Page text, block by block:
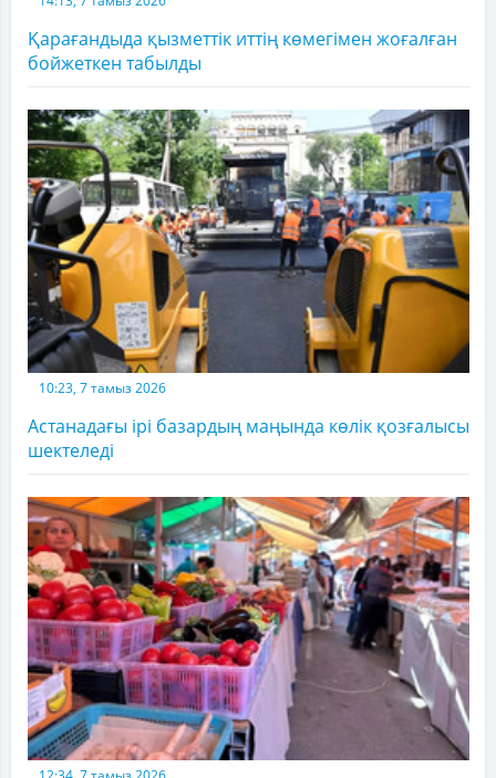
Қарағандыда қызметтік иттің көмегімен жоғалған
бойжеткен табылды
10:23, 7 тамыз 2026
Астанадағы ірі базардың маңында көлік қозғалысы
шектеледі